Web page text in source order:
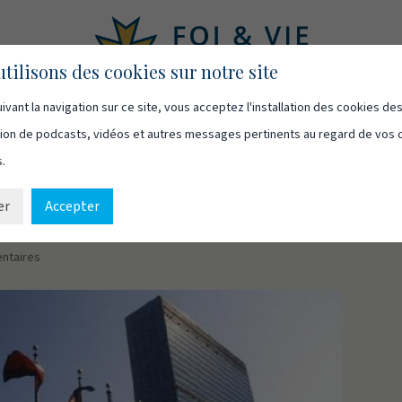
Vidéos Qui sommes-nous Ressources
– 2
des cookies sur notre site
la navigation sur ce site, vous acceptez l'installation des cookies
de podcasts, vidéos et autres messages pertinents au regard de vos
Accepter